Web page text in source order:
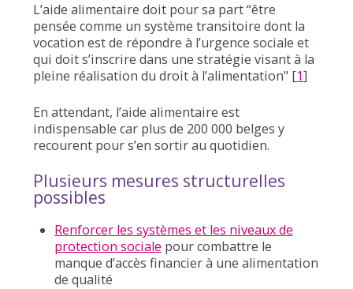
L’aide alimentaire doit pour sa part “être
pensée comme un système transitoire dont la
vocation est de répondre à l’urgence sociale et
qui doit s’inscrire dans une stratégie visant à la
pleine réalisation du droit à l’alimentation" [1]
En attendant, l’aide alimentaire est
indispensable car plus de 200 000 belges y
recourent pour s’en sortir au quotidien.
Plusieurs mesures structurelles
possibles
Renforcer les systèmes et les niveaux de
protection sociale pour combattre le
manque d’accès financier à une alimentation
de qualité